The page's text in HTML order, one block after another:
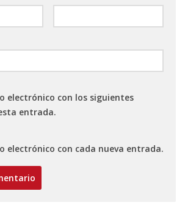
electrónico con los siguientes
entrada.
electrónico con cada nueva entrada.